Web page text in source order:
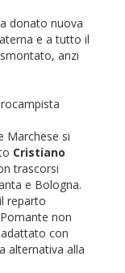
donato nuova
e a tutto il
anzi
Marchese si
Cristiano
trascorsi
e Bologna.
reparto
non
con
alternativa alla